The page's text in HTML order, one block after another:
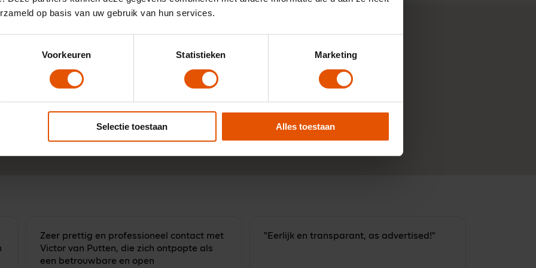
op basis van uw gebruik van hun services.
Voorkeuren Statistieken Marketing
Selectie toestaan Alles toestaan
onze onafhankelijke lease-experts. Ma t/m
Neem contact op
Zeer prettig en professioneel contact met
Victor van Putten, die zich ontpopte als
een betrouwbare en open
"Eerlijk en transparant, as advertised!"